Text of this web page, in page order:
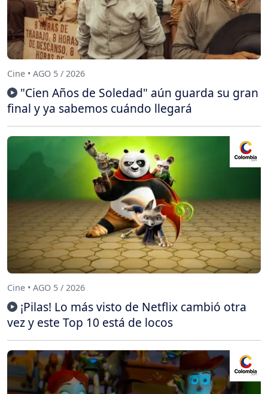
Cine • AGO 5 / 2026
"Cien Años de Soledad" aún guarda su gran
final y ya sabemos cuándo llegará
Cine • AGO 5 / 2026
¡Pilas! Lo más visto de Netflix cambió otra
vez y este Top 10 está de locos